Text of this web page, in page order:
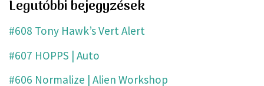
Legutóbbi bejegyzések
#608 Tony Hawk’s Vert Alert
#607 HOPPS | Auto
#606 Normalize | Alien Workshop